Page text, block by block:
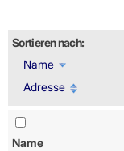
Sortieren nach:
Name
Adresse
Name